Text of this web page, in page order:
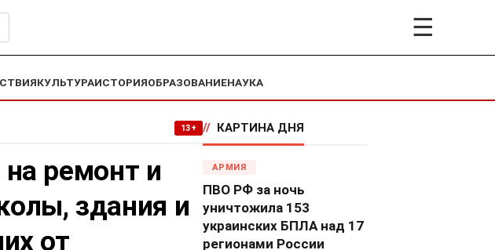
☰
КУЛЬТУРАИСТОРИЯОБРАЗОВАНИЕНАУКА
13+
ремонт и
здания и
от
// КАРТИНА ДНЯ
АРМИЯ
ПВО РФ за ночь
уничтожила 153
украинских БПЛА над 17
регионами России